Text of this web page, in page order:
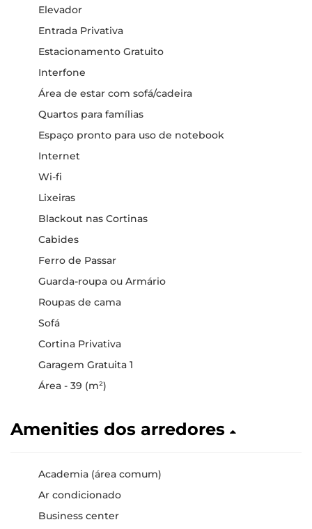
Elevador
Entrada Privativa
Estacionamento Gratuito
Interfone
Área de estar com sofá/cadeira
Quartos para famílias
Espaço pronto para uso de notebook
Internet
Wi-fi
Lixeiras
Blackout nas Cortinas
Cabides
Ferro de Passar
Guarda-roupa ou Armário
Roupas de cama
Sofá
Cortina Privativa
Garagem Gratuita 1
Área - 39 (m²)
Amenities dos arredores
Academia (área comum)
Ar condicionado
Business center